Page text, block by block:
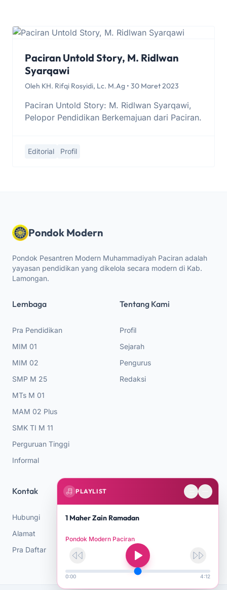
Paciran Untold Story, M. Ridlwan
Syarqawi
Oleh KH. Rifqi Rosyidi, Lc. M.Ag • 30 Maret 2023
Paciran Untold Story: M. Ridlwan Syarqawi,
Pelopor Pendidikan Berkemajuan dari Paciran.
Editorial Profil
Pondok Modern
Pondok Pesantren Modern Muhammadiyah Paciran adalah
yayasan pendidikan yang dikelola secara modern di Kab.
Lamongan.
Lembaga
Pra Pendidikan
MIM 01
MIM 02
SMP M 25
MTs M 01
MAM 02 Plus
SMK TI M 11
Perguruan Tinggi
Informal
Tentang Kami
Profil
Sejarah
Pengurus
Redaksi
Kontak
Hubungi
Alamat
Pra Daftar
PLAYLIST
1 Maher Zain Ramadan
Pondok Modern Paciran
0:00 4:12